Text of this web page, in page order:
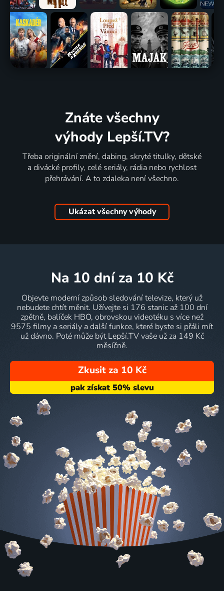
Znáte všechny
výhody Lepší.TV?
Třeba originální znění, dabing, skryté titulky, dětské
a divácké profily, celé seriály, rádia nebo rychlost
přehrávání. A to zdaleka není všechno.
Ukázat všechny výhody
na 10 dní za 10 Kč
Objevte moderní způsob sledování televize, který už
nebudete chtít měnit. Užívejte si 176 stanic až 100 dní
zpětně, balíček HBO, obrovskou videotéku s více než
9575 filmy a seriály a další funkce, které byste si přáli mít
už dávno. Poté může být Lepší.TV vaše už za 149 Kč
měsíčně.
Zkusit za 10 Kč